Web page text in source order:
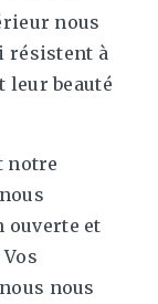
nous
résistent à
leur beauté
notre
ouverte et
nous